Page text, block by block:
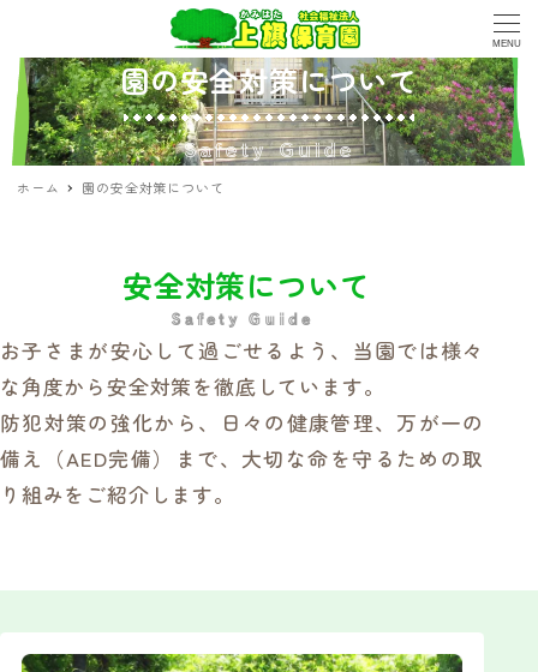
MENU
園の安全対策について
Safety Guide
ホーム 園の安全対策について
安全対策について
Safety Guide
お子さまが安心して過ごせるよう、当園では様々
な角度から安全対策を徹底しています。
防犯対策の強化から、日々の健康管理、万が一の
備え（AED完備）まで、 大切な命を守るための取
り組みをご紹介します。